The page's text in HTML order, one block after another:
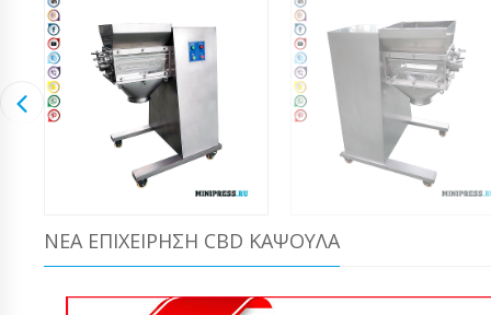
ΝΈΑ ΕΠΙΧΕΊΡΗΣΗ CBD ΚΆΨΟΥΛΑ